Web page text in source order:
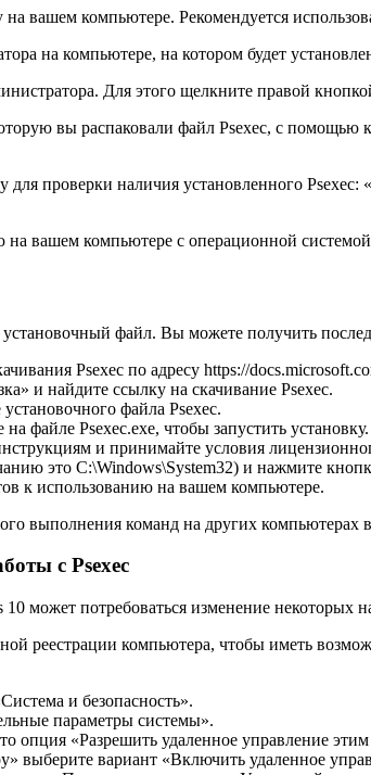
вашем компьютере. Рекомендуется
на компьютере, на котором будет
Для этого щелкните правой
вы распаковали файл Psexec, с
для проверки наличия установленного
на вашем компьютере с операционной
установочный файл. Вы можете получить
Psexec по адресу https://
и найдите ссылку на скачивание Psexec.
файла Psexec.
файле Psexec.exe, чтобы запустить установку.
и принимайте условия
это C:\Windows\System32) и нажмите
к использованию на вашем компьютере.
выполнения команд на других компьютерах
с Psexec
может потребоваться изменение некоторых
реестрации компьютера, чтобы иметь
и безопасность».
параметры системы».
опция «Разрешить удаленное управление
выберите вариант «Включить удаленное